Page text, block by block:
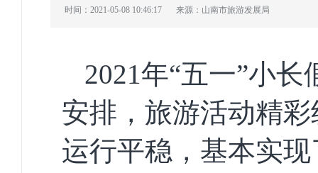
时间：2021-05-08 10:46:17 来源：山南市旅游发展局
2021年“五一”小长
安排，旅游活动精
运行平稳，基本实现